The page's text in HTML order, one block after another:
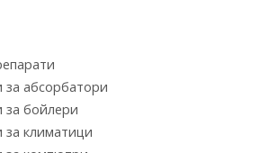
за абсорбатори
за бойлери
за климатици